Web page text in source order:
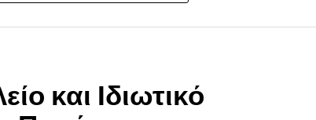
μας αυξάνει την αξία του αποτελέσματος.
ουδέτερη. Είναι εμπειρία που χαράσσεται από
ευχαρίστησης και την αρχή της
Η ζωή, όμως, το μαθαίνει να περιμένει.
και Ιδιωτικό